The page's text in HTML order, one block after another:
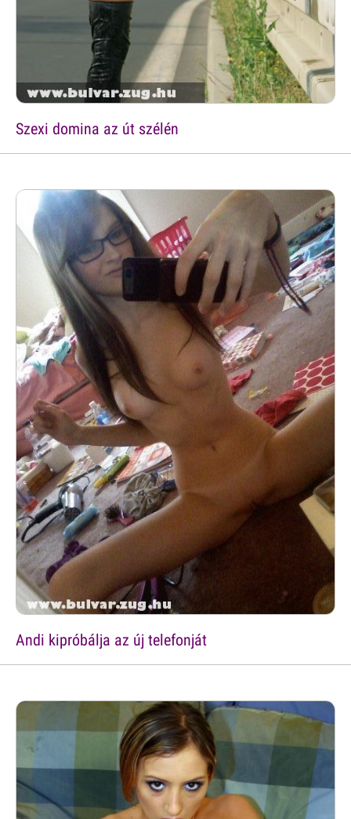
Szexi domina az út szélén
Andi kipróbálja az új telefonját